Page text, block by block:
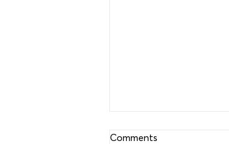
Comments